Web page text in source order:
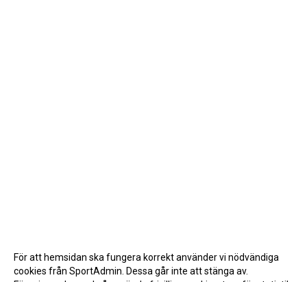
För att hemsidan ska fungera korrekt använder vi nödvändiga
cookies från SportAdmin. Dessa går inte att stänga av.